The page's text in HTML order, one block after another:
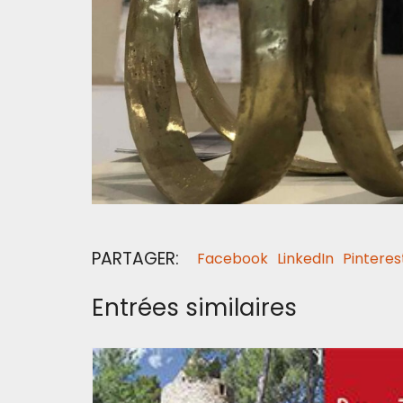
PARTAGER: Facebook LinkedIn
Entrées similaires